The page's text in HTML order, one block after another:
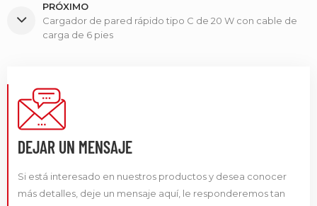
PRÓXIMO
Cargador de pared rápido tipo C de 20 W con cable de
carga de 6 pies
DEJAR UN MENSAJE
Si está interesado en nuestros productos y desea conocer
más detalles, deje un mensaje aquí, le responderemos tan